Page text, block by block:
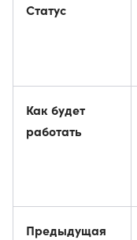
Статус
Как будет
работать
Предыдущая